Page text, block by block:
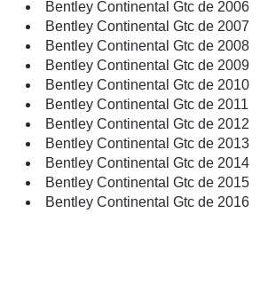
Bentley Continental Gtc de 2006
Bentley Continental Gtc de 2007
Bentley Continental Gtc de 2008
Bentley Continental Gtc de 2009
Bentley Continental Gtc de 2010
Bentley Continental Gtc de 2011
Bentley Continental Gtc de 2012
Bentley Continental Gtc de 2013
Bentley Continental Gtc de 2014
Bentley Continental Gtc de 2015
Bentley Continental Gtc de 2016